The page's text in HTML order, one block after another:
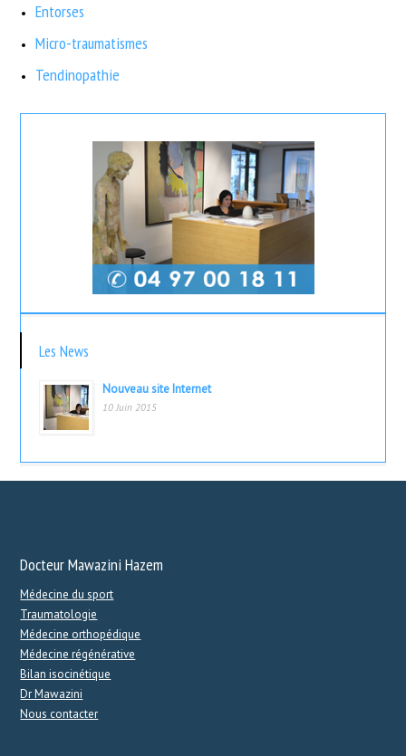
Entorses
Micro-traumatismes
Tendinopathie
Les News
Nouveau site Internet
10 Juin 2015
Docteur Mawazini Hazem
Médecine du sport
Traumatologie
Médecine orthopédique
Médecine régénérative
Bilan isocinétique
Dr Mawazini
Nous contacter